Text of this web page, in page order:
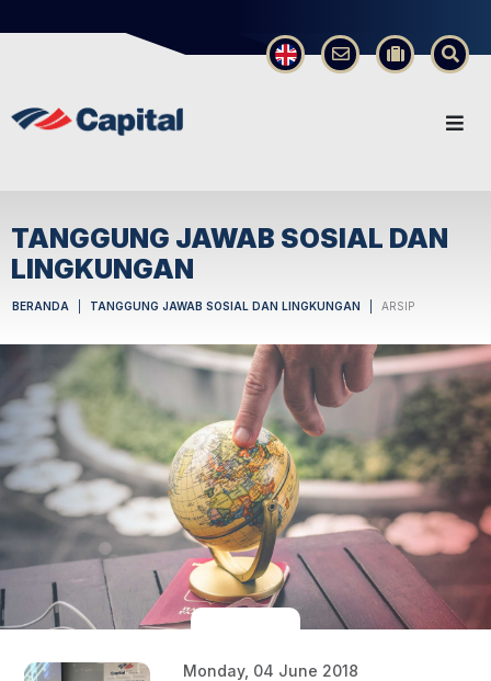
×
TANGGUNG JAWAB SOSIAL DAN
LINGKUNGAN
BERANDA TANGGUNG JAWAB SOSIAL DAN LINGKUNGAN ARSIP
Monday, 04 June 2018